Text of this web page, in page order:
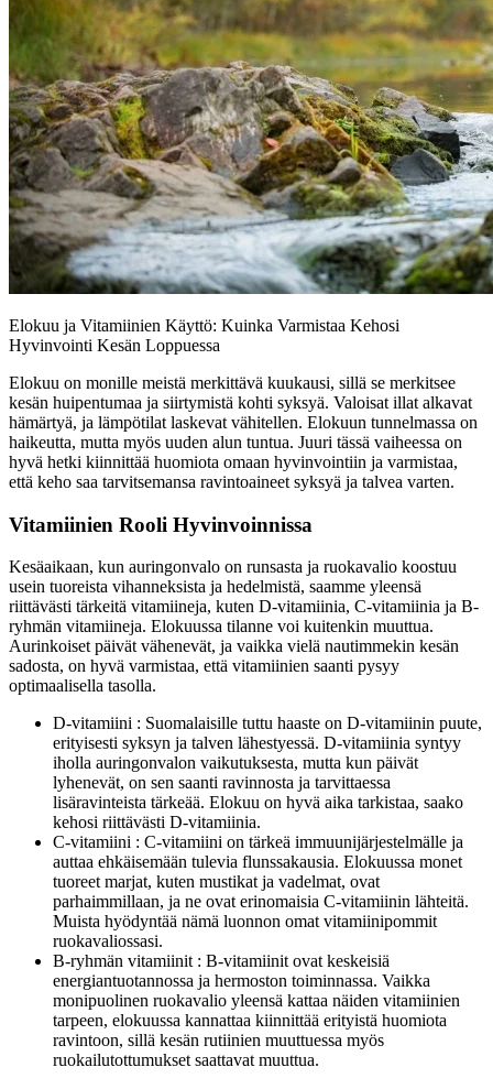
Elokuu ja Vitamiinien Käyttö: Kuinka Varmistaa Kehosi
Hyvinvointi Kesän Loppuessa
Elokuu on monille meistä merkittävä kuukausi, sillä se merkitsee
kesän huipentumaa ja siirtymistä kohti syksyä. Valoisat illat alkavat
hämärtyä, ja lämpötilat laskevat vähitellen. Elokuun tunnelmassa on
haikeutta, mutta myös uuden alun tuntua. Juuri tässä vaiheessa on
hyvä hetki kiinnittää huomiota omaan hyvinvointiin ja varmistaa,
että keho saa tarvitsemansa ravintoaineet syksyä ja talvea varten.
Vitamiinien Rooli Hyvinvoinnissa
Kesäaikaan, kun auringonvalo on runsasta ja ruokavalio koostuu
usein tuoreista vihanneksista ja hedelmistä, saamme yleensä
riittävästi tärkeitä vitamiineja, kuten D-vitamiinia, C-vitamiinia ja B-
ryhmän vitamiineja. Elokuussa tilanne voi kuitenkin muuttua.
Aurinkoiset päivät vähenevät, ja vaikka vielä nautimmekin kesän
sadosta, on hyvä varmistaa, että vitamiinien saanti pysyy
optimaalisella tasolla.
D-vitamiini : Suomalaisille tuttu haaste on D-vitamiinin puute,
erityisesti syksyn ja talven lähestyessä. D-vitamiinia syntyy
iholla auringonvalon vaikutuksesta, mutta kun päivät
lyhenevät, on sen saanti ravinnosta ja tarvittaessa
lisäravinteista tärkeää. Elokuu on hyvä aika tarkistaa, saako
kehosi riittävästi D-vitamiinia.
C-vitamiini : C-vitamiini on tärkeä immuunijärjestelmälle ja
auttaa ehkäisemään tulevia flunssakausia. Elokuussa monet
tuoreet marjat, kuten mustikat ja vadelmat, ovat
parhaimmillaan, ja ne ovat erinomaisia C-vitamiinin lähteitä.
Muista hyödyntää nämä luonnon omat vitamiinipommit
ruokavaliossasi.
B-ryhmän vitamiinit : B-vitamiinit ovat keskeisiä
energiantuotannossa ja hermoston toiminnassa. Vaikka
monipuolinen ruokavalio yleensä kattaa näiden vitamiinien
tarpeen, elokuussa kannattaa kiinnittää erityistä huomiota
ravintoon, sillä kesän rutiinien muuttuessa myös
ruokailutottumukset saattavat muuttua.